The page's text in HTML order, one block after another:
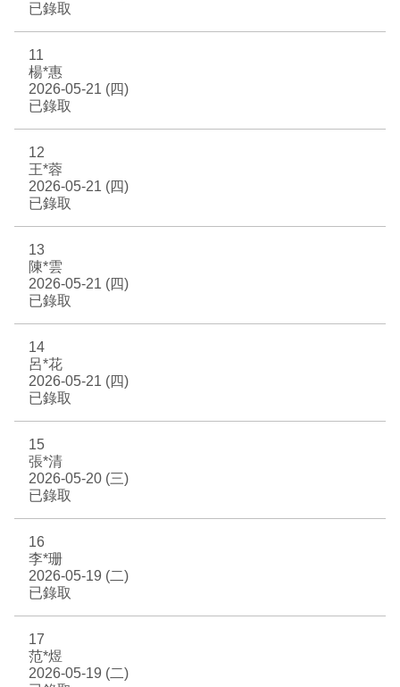
已錄取
11
楊*惠
2026-05-21 (四)
已錄取
12
王*蓉
2026-05-21 (四)
已錄取
13
陳*雲
2026-05-21 (四)
已錄取
14
呂*花
2026-05-21 (四)
已錄取
15
張*清
2026-05-20 (三)
已錄取
16
李*珊
2026-05-19 (二)
已錄取
17
范*煜
2026-05-19 (二)